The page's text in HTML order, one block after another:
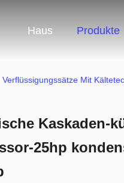
Haus Produkte
Verflüssigungssätze Mit
Kaskaden-
25hp